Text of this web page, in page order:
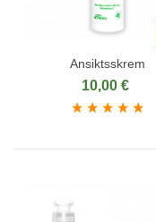
Ansiktsskrem
10,00 €